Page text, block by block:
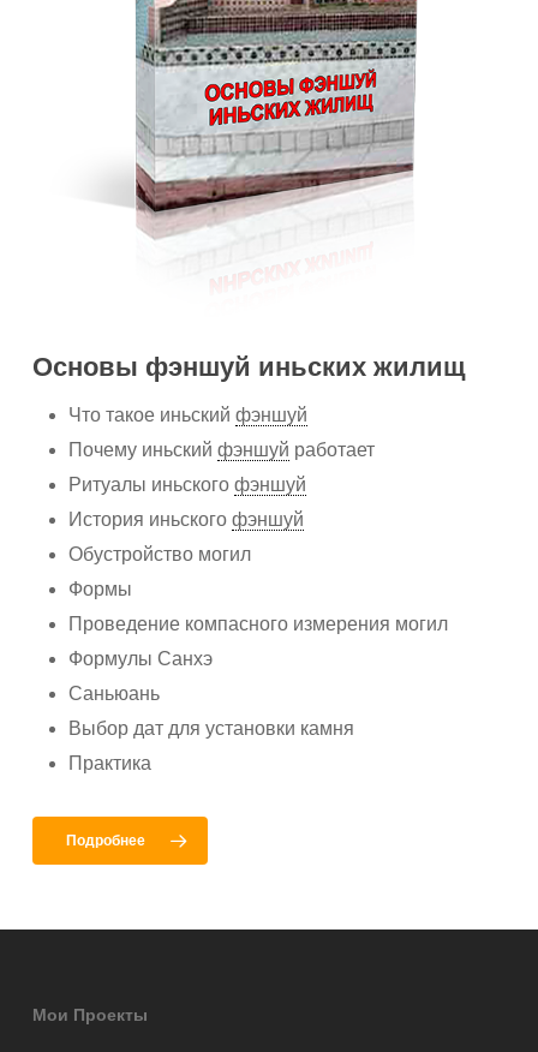
Основы фэншуй иньских жилищ
Что такое иньскийфэншуй
Почему иньскийфэншуй работает
Ритуалы иньскогофэншуй
История иньскогофэншуй
Обустройство могил
Формы
Проведение компасного измерения могил
Формулы Санхэ
Саньюань
Выбор дат для установки камня
Практика
Подробнее
Мои Проекты